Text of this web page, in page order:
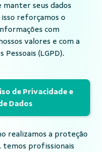
manter seus dados
reforçamos o
com
valores e com a
Pessoais (LGPD).
de Privacidade e
Dados
realizamos a proteção
temos profissionais